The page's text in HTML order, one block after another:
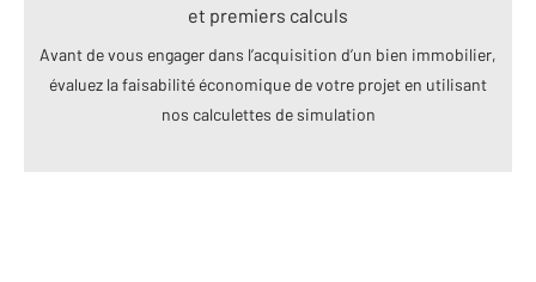
et premiers calculs
Avant de vous engager dans l’acquisition d’un bien immobilier,
évaluez la faisabilité économique de votre projet en utilisant
nos calculettes de simulation